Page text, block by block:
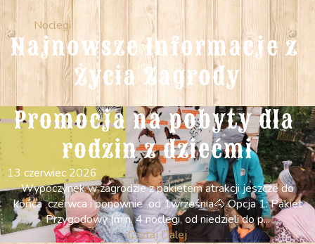
.
Noclegi
Najnowsze Informacje z
Życia Zagrody
Promocja na pobyty dla
rodzin z dziećmi
13 czerwiec 2026
Wypoczynek w zagrodzie z pakietem atrakcji jeszcze do
końca czerwca i ponownie od 1września ​ ​🐴 Opcja 1: Pakiet
Przygodowy (min. 4 noclegi, od niedzieli do p...
Czytaj Dalej